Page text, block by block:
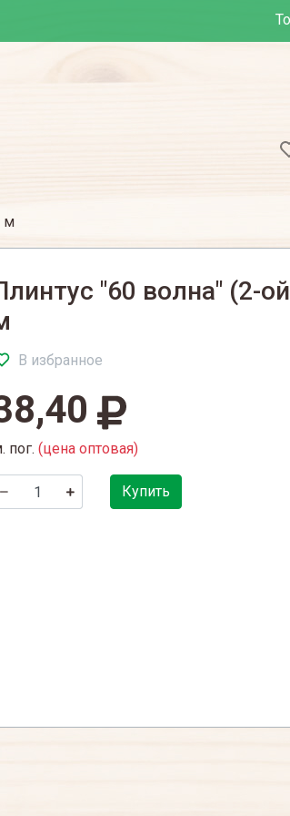
м
"60 волна" (2-
В избранное
пог. (цена оптовая)
Купить